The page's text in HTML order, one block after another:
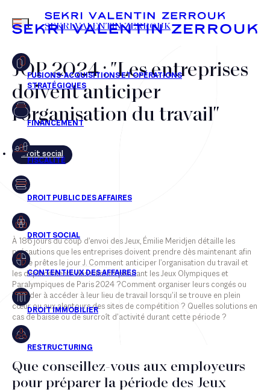
FR EN
MENU SEKRI VALENTIN ZERROUK
JOP 2024 : "Les entreprises
doivent anticiper
l’organisation du travail"
Droit social
À 186 jours du coup d’envoi des Jeux, Émilie Meridjen détaille les
précautions que les entreprises doivent prendre dès maintenant afin
d’être prêtes le jour J. Comment anticiper l’organisation du travail et
les déplacements des salariés pendant les Jeux Olympiques et
Paralympiques de Paris 2024 ?Comment organiser leurs congés ou
les aider à accéder à leur lieu de travail lorsqu’il se trouve en plein
cœur ou aux alentours des sites de compétition ? Quelles solutions en
cas de baisse ou de surcroît d’activité durant cette période ?
Que conseillez-vous aux employeurs
pour préparer la période des Jeux